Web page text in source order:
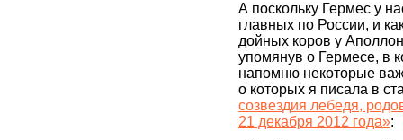
А поскольку Гермес у
главных по России, и
дойных коров у
упомянув о Гермесе, в
напомню некоторые
о которых я писала в
созвездия лебедя,
21 декабря 2012 года»: